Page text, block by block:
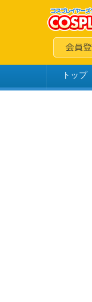
トップ